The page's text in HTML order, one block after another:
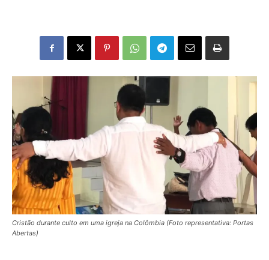
Cristão durante culto em uma igreja na Colômbia (Foto representativa: Portas
Abertas)